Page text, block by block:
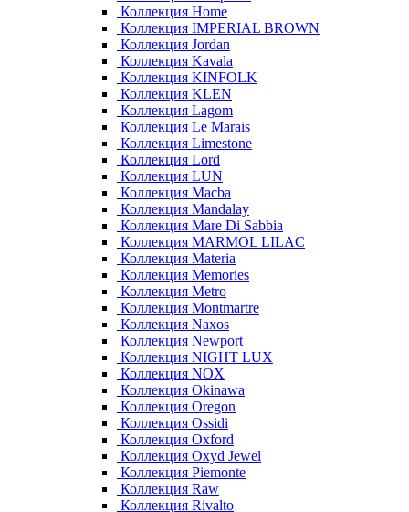
Коллекция Home
Коллекция IMPERIAL BROWN
Коллекция Jordan
Коллекция Kavala
Коллекция KINFOLK
Коллекция KLEN
Коллекция Lagom
Коллекция Le Marais
Коллекция Limestone
Коллекция Lord
Коллекция LUN
Коллекция Macba
Коллекция Mandalay
Коллекция Mare Di Sabbia
Коллекция MARMOL LILAC
Коллекция Materia
Коллекция Memories
Коллекция Metro
Коллекция Montmartre
Коллекция Naxos
Коллекция Newport
Коллекция NIGHT LUX
Коллекция NOX
Коллекция Okinawa
Коллекция Oregon
Коллекция Ossidi
Коллекция Oxford
Коллекция Oxyd Jewel
Коллекция Piemonte
Коллекция Raw
Коллекция Rivalto